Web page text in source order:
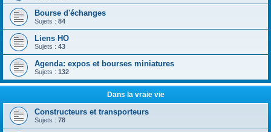
Bourse d'échanges
Sujets : 84
Liens HO
Sujets : 43
Agenda: expos et bourses miniatures
Sujets : 132
Dans la vraie vie
Constructeurs et transporteurs
Sujets : 78